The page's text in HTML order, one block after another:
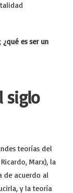
¿qué es ser un
siglo
teorías del
Marx), la
de acuerdo al
y la teoría